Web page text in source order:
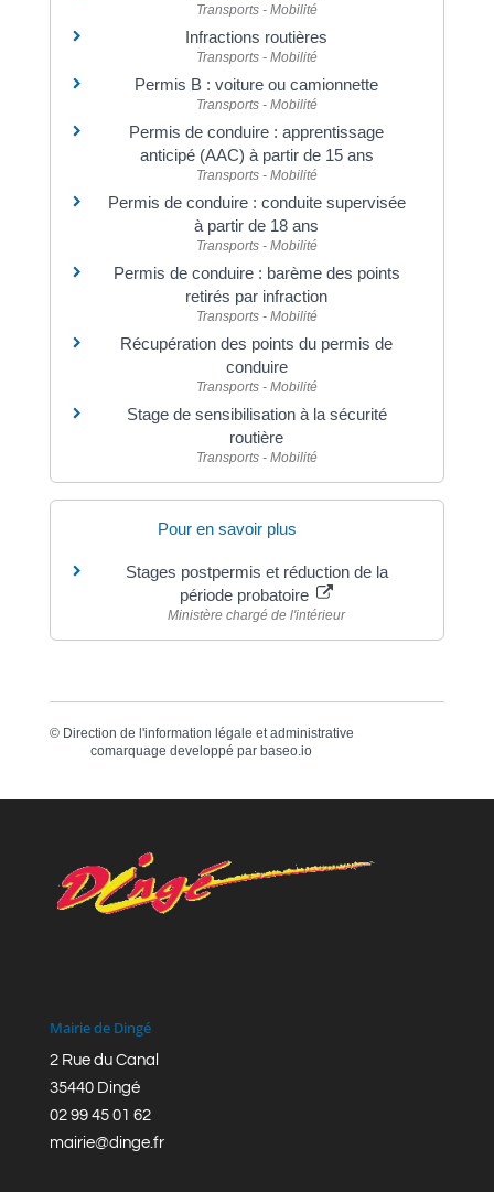
Transports - Mobilité
Infractions routières
Transports - Mobilité
Permis B : voiture ou camionnette
Transports - Mobilité
Permis de conduire : apprentissage
anticipé (AAC) à partir de 15 ans
Transports - Mobilité
Permis de conduire : conduite supervisée
à partir de 18 ans
Transports - Mobilité
Permis de conduire : barème des points
retirés par infraction
Transports - Mobilité
Récupération des points du permis de
conduire
Transports - Mobilité
Stage de sensibilisation à la sécurité
routière
Transports - Mobilité
Pour en savoir plus
Stages postpermis et réduction de la
période probatoire
Ministère chargé de l'intérieur
© Direction de l'information légale et administrative
comarquage developpé par baseo.io
Mairie de Dingé
2 Rue du Canal
35440 Dingé
02 99 45 01 62
mairie@dinge.fr